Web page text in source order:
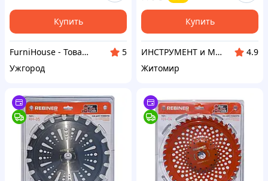
Купить
FurniHouse - Товары для дома и сада
5
Ужгород
Купить
ИНСТРУМЕНТ и МЕТИЗЫ
4.9
Житомир